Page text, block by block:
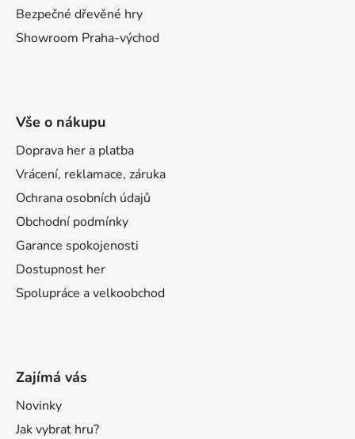
Bezpečné dřevěné hry
Showroom Praha-východ
Vše o nákupu
Doprava her a platba
Vrácení, reklamace, záruka
Ochrana osobních údajů
Obchodní podmínky
Garance spokojenosti
Dostupnost her
Spolupráce a velkoobchod
Zajímá vás
Novinky
Jak vybrat hru?